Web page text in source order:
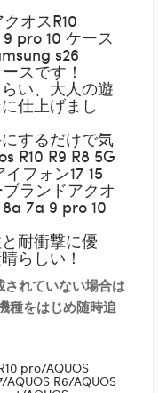
オスR10
pro 10 ケース
s26
スです！
い、大人の遊
仕上げまし
するだけで気
R10 R9 R8 5G
フォン17 15
ランドアクオ
7a 9 pro 10
耐衝撃に優
らしい！
れていない場合は
種をはじめ随時追
pro/AQUOS
R6/AQUOS